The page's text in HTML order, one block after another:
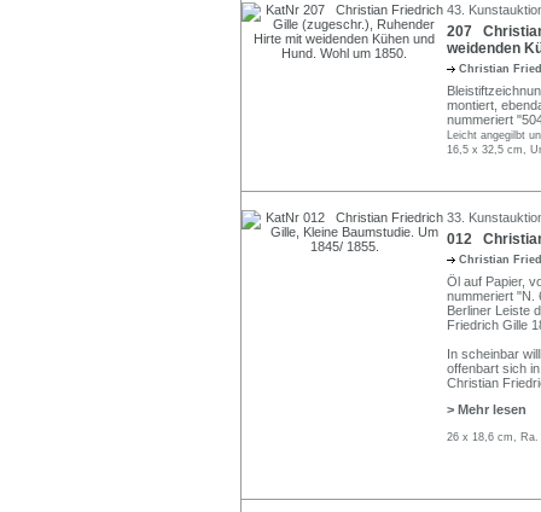
43.
207
weidenden
Christian
montiert,
nummeriert
Leicht angegilbt
16,5 x 32,5 cm,
33.
012
Christian
Öl auf Papier,
nummeriert "N.
Berliner Leiste
Friedrich Gille
In scheinbar
offenbart sich
Christian
> Mehr lesen
26 x 18,6 cm,